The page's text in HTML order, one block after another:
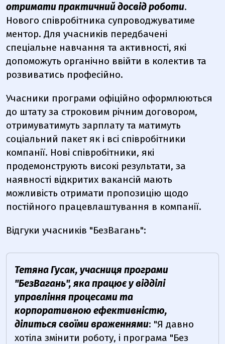
отримати практичний досвід роботи.
Нового співробітника супроводжуватиме
ментор. Для учасників передбачені
спеціальне навчання та активності, які
допоможуть органічно ввійти в колектив та
розвиватись професійно.
Учасники програми офіційно оформлюються
до штату за строковим річним договором,
отримуватимуть зарплату та матимуть
соціальний пакет як і всі співробітники
компанії. Нові співробітники, які
продемонструють високі результати, за
наявності відкритих вакансій мають
можливість отримати пропозицію щодо
постійного працевлаштування в компанії.
Відгуки учасників "БезВагань":
Тетяна Гусак, учасниця програми
"БезВагань", яка працює у відділі
управління процесами та
корпоративною ефективністю,
ділиться своїми враженнями: "Я давно
хотіла змінити роботу, і програма "Без